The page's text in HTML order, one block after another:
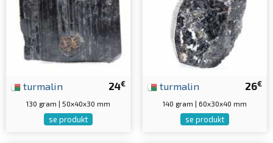
24€
turmalin
130 gram | 50x40x30 mm
se produkt
26€
turmalin
140 gram | 60x30x40 mm
se produkt